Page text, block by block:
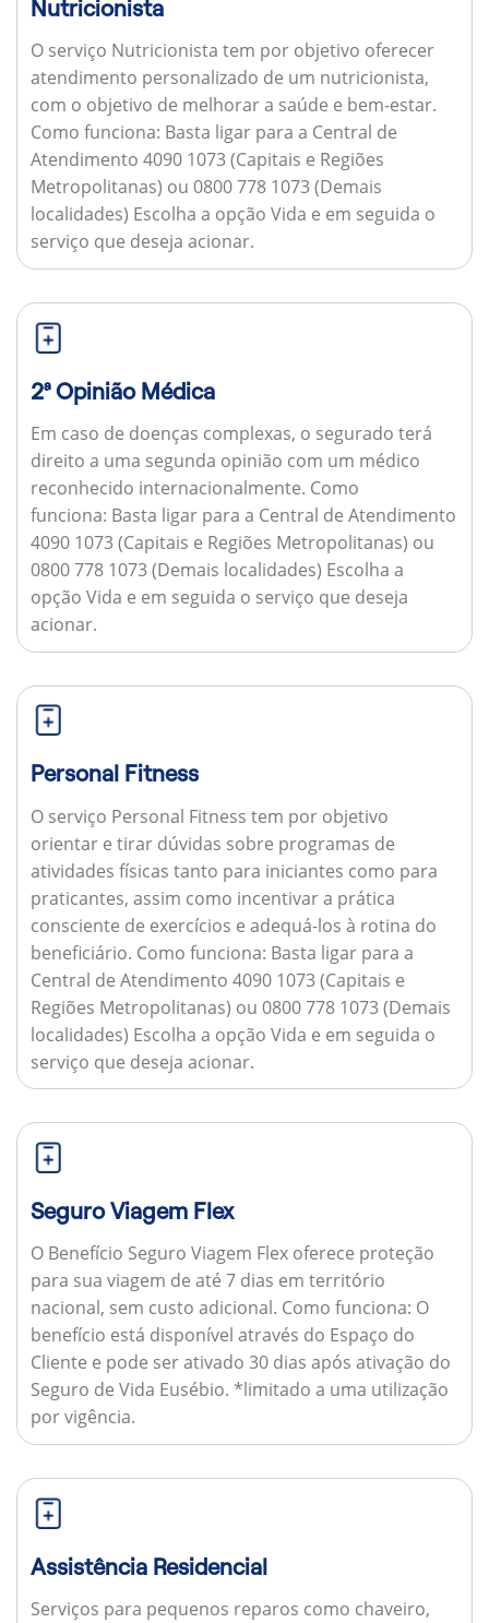
Nutricionista
O serviço Nutricionista tem por objetivo oferecer
atendimento personalizado de um nutricionista,
com o objetivo de melhorar a saúde e bem-estar.
Como funciona: Basta ligar para a Central de
Atendimento 4090 1073 (Capitais e Regiões
Metropolitanas) ou 0800 778 1073 (Demais
localidades) Escolha a opção Vida e em seguida o
serviço que deseja acionar.
2ª Opinião Médica
Em caso de doenças complexas, o segurado terá
direito a uma segunda opinião com um médico
reconhecido internacionalmente. Como
funciona: Basta ligar para a Central de Atendimento
4090 1073 (Capitais e Regiões Metropolitanas) ou
0800 778 1073 (Demais localidades) Escolha a
opção Vida e em seguida o serviço que deseja
acionar.
Personal Fitness
O serviço Personal Fitness tem por objetivo
orientar e tirar dúvidas sobre programas de
atividades físicas tanto para iniciantes como para
praticantes, assim como incentivar a prática
consciente de exercícios e adequá-los à rotina do
beneficiário. Como funciona: Basta ligar para a
Central de Atendimento 4090 1073 (Capitais e
Regiões Metropolitanas) ou 0800 778 1073 (Demais
localidades) Escolha a opção Vida e em seguida o
serviço que deseja acionar.
Seguro Viagem Flex
O Benefício Seguro Viagem Flex oferece proteção
para sua viagem de até 7 dias em território
nacional, sem custo adicional. Como funciona: O
benefício está disponível através do Espaço do
Cliente e pode ser ativado 30 dias após ativação do
Seguro de Vida Eusébio. *limitado a uma utilização
por vigência.
Assistência Residencial
Serviços para pequenos reparos como chaveiro,